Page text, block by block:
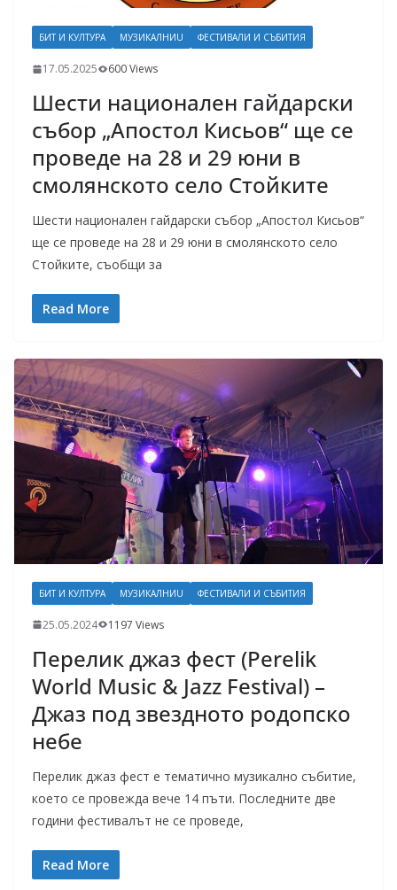
БИТ И КУЛТУРА МУЗИКАЛНИU ФЕСТИВАЛИ И СЪБИТИЯ
17.05.2025 600 Views
Шести национален гайдарски
събор „Апостол Кисьов“ ще се
проведе на 28 и 29 юни в
смолянското село Стойките
Шести национален гайдарски събор „Апостол Кисьов“
ще се проведе на 28 и 29 юни в смолянското село
Стойките, съобщи за
Read More
БИТ И КУЛТУРА МУЗИКАЛНИU ФЕСТИВАЛИ И СЪБИТИЯ
25.05.2024 1197 Views
Перелик джаз фест (Perelik
World Music & Jazz Festival) –
Джаз под звездното родопско
небе
Перелик джаз фест е тематично музикално събитие,
което се провежда вече 14 пъти. Последните две
години фестивалът не се проведе,
Read More